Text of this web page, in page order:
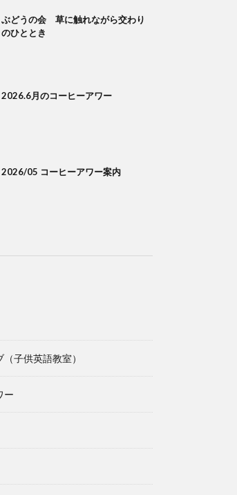
ぶどうの会 草に触れながら交わり
のひととき
2026.6月のコーヒーアワー
2026/05 コーヒーアワー案内
子供英語教室）
ー